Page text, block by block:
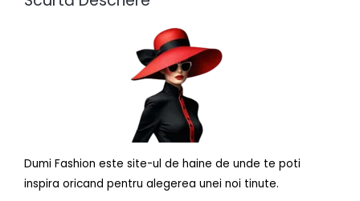
Dumi Fashion este site-ul de haine de unde te poti
inspira oricand pentru alegerea unei noi tinute.